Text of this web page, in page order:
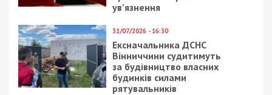
ув’язнення
31/07/2026 - 16:30
Ексначальника ДСНС
Вінниччини судитимуть
за будівництво власних
будинків силами
рятувальників